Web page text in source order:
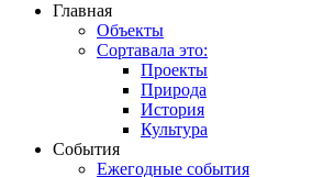
Главная
Объекты
Сортавала это:
Проекты
Природа
История
Культура
События
Ежегодные события